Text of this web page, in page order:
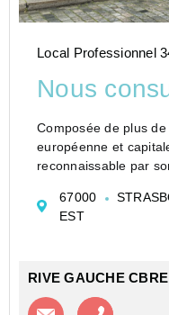
Local Professionnel
Nous
Composée de plus
européenne et
reconnaissable par
les nombreuses
représent...
67000
EST
RIVE GAUCHE CBRE
Contacter